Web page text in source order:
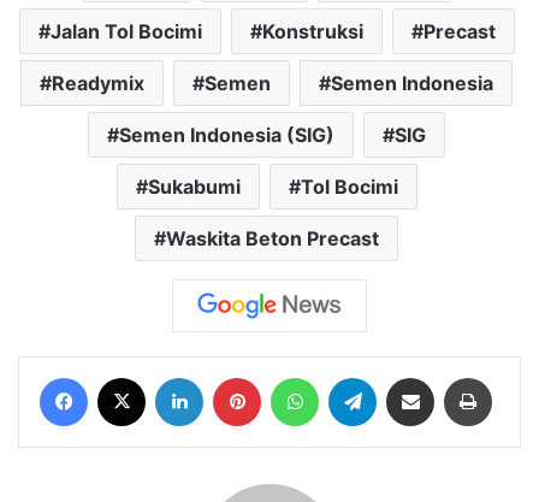
Jalan Tol Bocimi Konstruksi Precast
Readymix Semen Semen Indonesia
Semen Indonesia (SIG) SIG
Sukabumi Tol Bocimi
Waskita Beton Precast
Facebook LinkedIn Pinterest WhatsAppTelegram Share via Email